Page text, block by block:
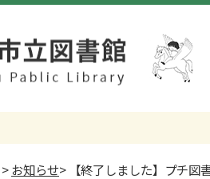
>お知らせ> 【終了しました】プチ図